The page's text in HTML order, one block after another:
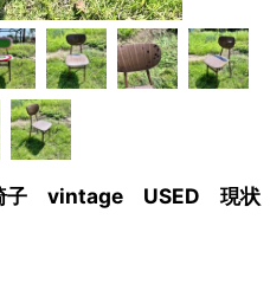
子 vintage USED 現状